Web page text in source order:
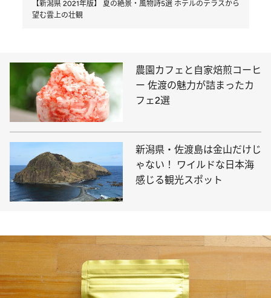
【新潟県 2021年版】 夏の絶景・風物詩5選 ホテルのテラスから
望む雲上の壮観
農園カフェと自家焙煎コーヒ
ー 佐渡の魅力が詰まったカ
フェ2選
新潟県・佐渡島は金山だけじ
ゃない！ ワイルドな日本海
感じる観光スポット